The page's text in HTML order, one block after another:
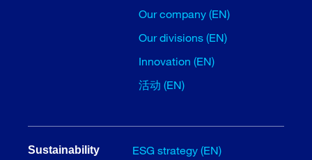
Our company (EN)
Our divisions (EN)
Innovation (EN)
活动 (EN)
Sustainability
ESG strategy (EN)